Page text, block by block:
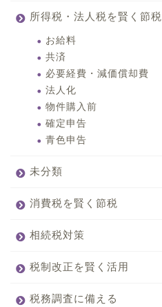
所得税・法人税を賢く節税
お給料
共済
必要経費・減価償却費
法人化
物件購入前
確定申告
青色申告
未分類
消費税を賢く節税
相続税対策
税制改正を賢く活用
税務調査に備える